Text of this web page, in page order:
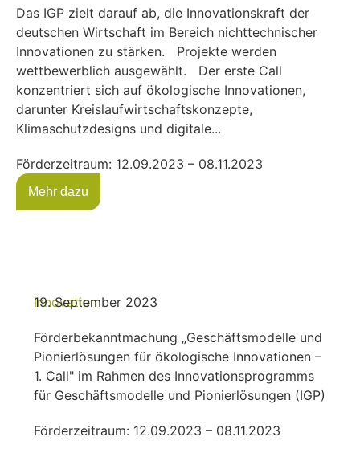
Das IGP zielt darauf ab, die Innovationskraft der
deutschen Wirtschaft im Bereich nichttechnischer
Innovationen zu stärken. Projekte werden
wettbewerblich ausgewählt. Der erste Call
konzentriert sich auf ökologische Innovationen,
darunter Kreislaufwirtschaftskonzepte,
Klimaschutzdesigns und digitale...
Förderzeitraum: 12.09.2023 – 08.11.2023
Mehr dazu
Innovation
19. September 2023
Förderbekanntmachung „Geschäftsmodelle und
Pionierlösungen für ökologische Innovationen –
1. Call" im Rahmen des Innovationsprogramms
für Geschäftsmodelle und Pionierlösungen (IGP)
Förderzeitraum: 12.09.2023 – 08.11.2023